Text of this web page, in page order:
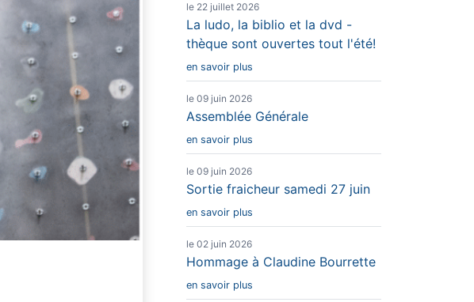
le 22 juillet 2026
La ludo, la biblio et la dvd -
thèque sont ouvertes tout l'été!
en savoir plus
le 09 juin 2026
Assemblée Générale
en savoir plus
le 09 juin 2026
Sortie fraicheur samedi 27 juin
en savoir plus
le 02 juin 2026
Hommage à Claudine Bourrette
en savoir plus